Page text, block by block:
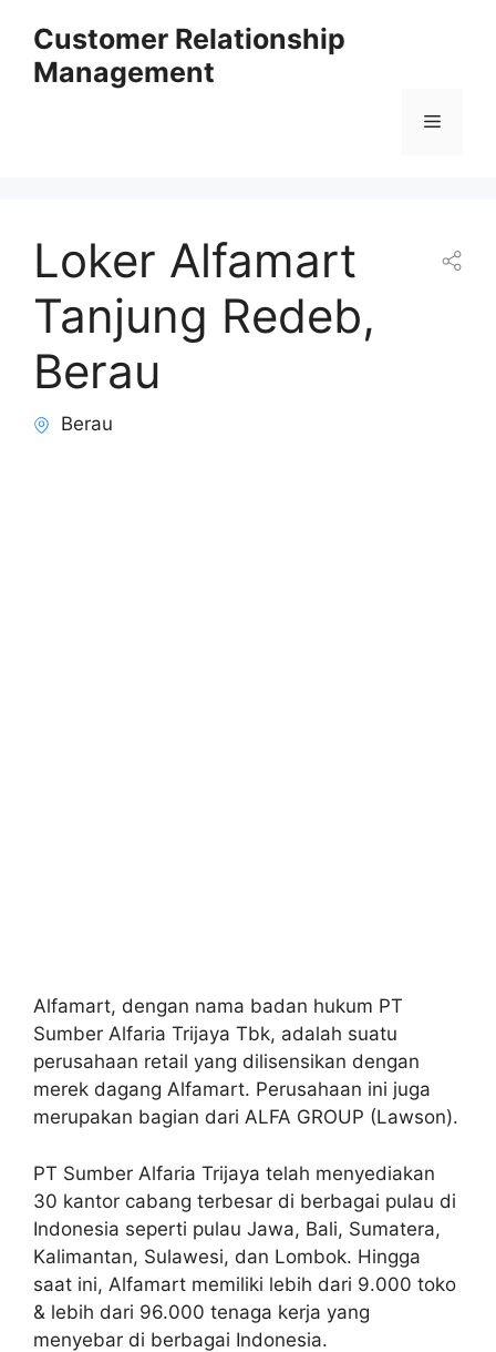
content
Customer Relationship
Management
Menu
Loker Alfamart
Tanjung Redeb,
Berau
Berau
Alfamart, dengan nama badan hukum PT
Sumber Alfaria Trijaya Tbk, adalah suatu
perusahaan retail yang dilisensikan dengan
merek dagang Alfamart. Perusahaan ini juga
merupakan bagian dari ALFA GROUP (Lawson).
PT Sumber Alfaria Trijaya telah menyediakan
30 kantor cabang terbesar di berbagai pulau di
Indonesia seperti pulau Jawa, Bali, Sumatera,
Kalimantan, Sulawesi, dan Lombok. Hingga
saat ini, Alfamart memiliki lebih dari 9.000 toko
& lebih dari 96.000 tenaga kerja yang
menyebar di berbagai Indonesia.